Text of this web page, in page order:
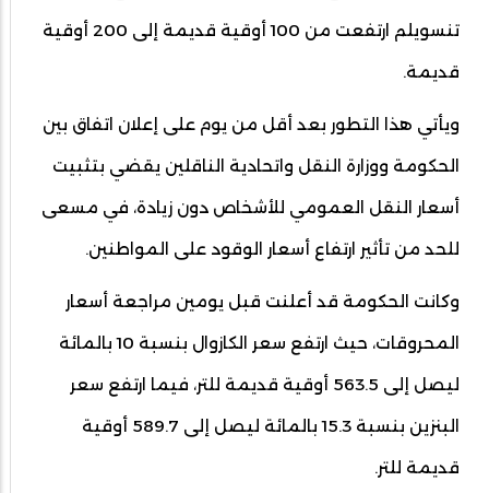
تنسويلم ارتفعت من 100 أوقية قديمة إلى 200 أوقية
قديمة.
ويأتي هذا التطور بعد أقل من يوم على إعلان اتفاق بين
الحكومة ووزارة النقل واتحادية الناقلين يقضي بتثبيت
أسعار النقل العمومي للأشخاص دون زيادة، في مسعى
للحد من تأثير ارتفاع أسعار الوقود على المواطنين.
وكانت الحكومة قد أعلنت قبل يومين مراجعة أسعار
المحروقات، حيث ارتفع سعر الكازوال بنسبة 10 بالمائة
ليصل إلى 563.5 أوقية قديمة للتر، فيما ارتفع سعر
البنزين بنسبة 15.3 بالمائة ليصل إلى 589.7 أوقية
قديمة للتر.